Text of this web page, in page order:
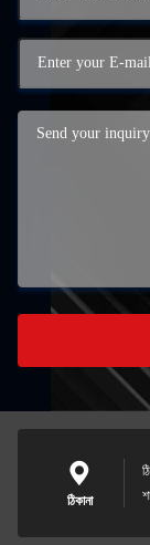
ঠিকানা